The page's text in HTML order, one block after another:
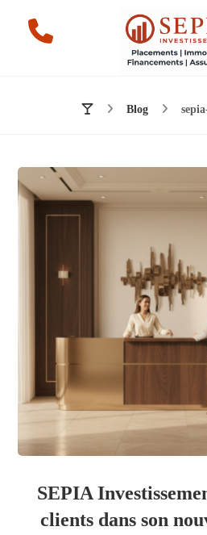
Blog
SEPIA
clients dans son